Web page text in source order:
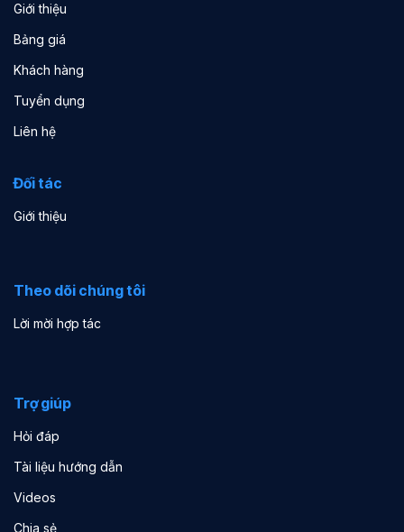
Giới thiệu
Bảng giá
Khách hàng
Tuyển dụng
Liên hệ
Đối tác
Giới thiệu
Theo dõi chúng tôi
Lời mời hợp tác
Trợ giúp
Hỏi đáp
Tài liệu hướng dẫn
Videos
Chia sẻ